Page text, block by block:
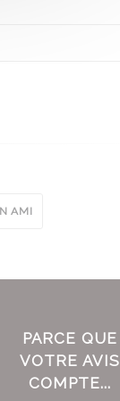
AMI
PARCE QUE
VOTRE AVIS
COMPTE...